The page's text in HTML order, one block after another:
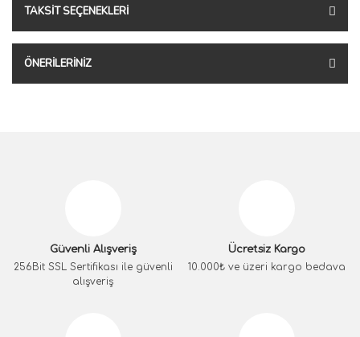
TAKSIT SEÇENEKLERI
ÖNERILERINIZ
Güvenli Alışveriş
256Bit SSL Sertifikası ile güvenli
alışveriş
Ücretsiz Kargo
10.000₺ ve üzeri kargo bedava